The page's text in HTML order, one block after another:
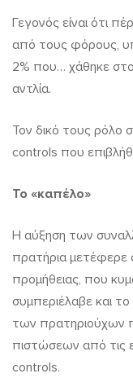
Γεγονός είναι ότι
από τους φόρους,
2% που… χάθηκε
αντλία.
Τον δικό τους ρόλο
controls που
Το «καπέλο»
Η αύξηση των
πρατήρια
προμήθειας, που
συμπεριέλαβε και
των πρατηριούχων
πιστώσεων από τις
controls.